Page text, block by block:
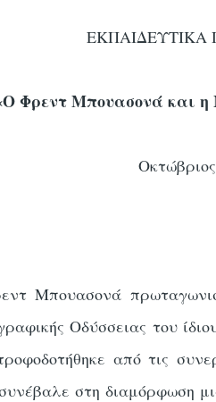
Φρεντ Μπουασονά και η
Μπουασονά
Οδύσσειας του
από τις
στη διαμόρφωση